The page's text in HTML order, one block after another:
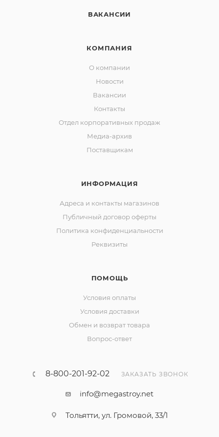
ВАКАНСИИ
КОМПАНИЯ
О компании
Новости
Вакансии
Контакты
Отдел корпоративных продаж
Медиа-архив
Поставщикам
ИНФОРМАЦИЯ
Адреса и контакты магазинов
Публичный договор оферты
Политика конфиденциальности
Реквизиты
ПОМОЩЬ
Условия оплаты
Условия доставки
Обмен и возврат товара
Вопрос-ответ
8-800-201-92-02 ЗАКАЗАТЬ ЗВОНОК
info@megastroy.net
Тольятти, ул. Громовой, 33/1